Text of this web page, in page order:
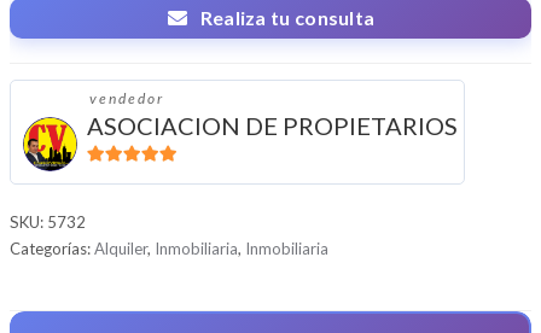
Realiza tu consulta
vendedor
ASOCIACION DE PROPIETARIOS
SKU: 5732
Categorías:Alquiler, Inmobiliaria, Inmobiliaria